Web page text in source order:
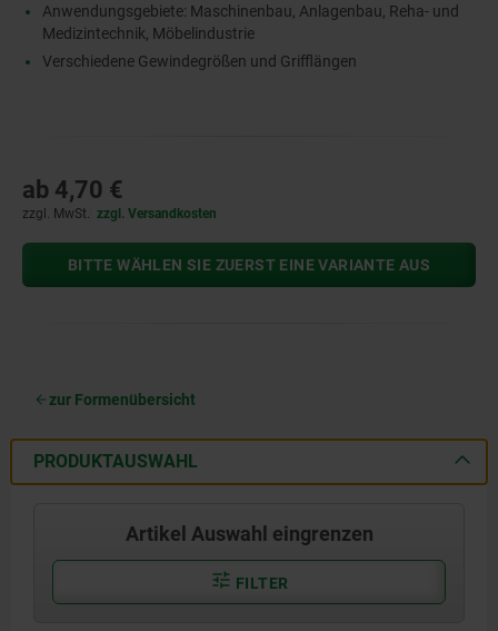
Anwendungsgebiete: Maschinenbau, Anlagenbau, Reha- und
Medizintechnik, Möbelindustrie
Verschiedene Gewindegrößen und Grifflängen
ab 4,70 €
zzgl. MwSt. zzgl. Versandkosten
BITTE WÄHLEN SIE ZUERST EINE VARIANTE AUS
zur Formenübersicht
PRODUKTAUSWAHL
Artikel Auswahl eingrenzen
FILTER